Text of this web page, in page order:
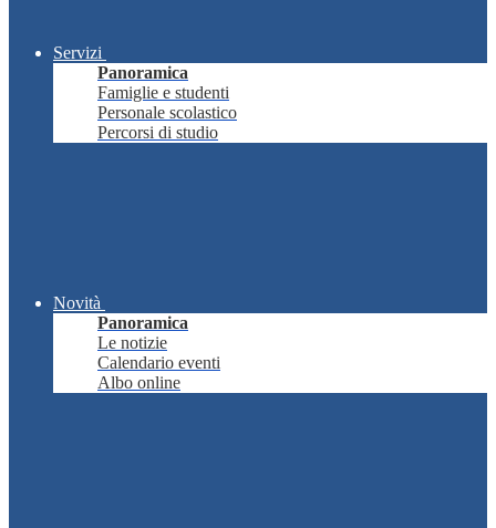
Servizi
Panoramica
Famiglie e studenti
Personale scolastico
Percorsi di studio
Novità
Panoramica
Le notizie
Calendario eventi
Albo online